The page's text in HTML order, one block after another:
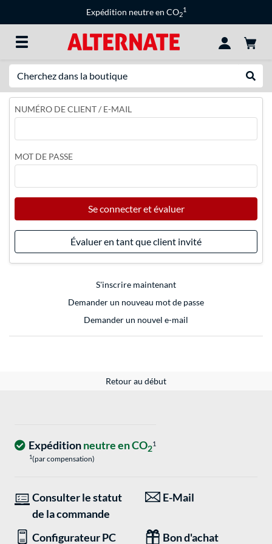
Expédition neutre en CO2
1
NUMÉRO DE CLIENT / E-MAIL
MOT DE PASSE
Se connecter et évaluer
Évaluer en tant que client invité
S'inscrire maintenant
Demander un nouveau mot de passe
Demander un nouvel e-mail
Retour au début
Expéditionneutre en CO21
1(par compensation)
Consulter le statut
de la commande
E-Mail
Configurateur PC Bon d'achat